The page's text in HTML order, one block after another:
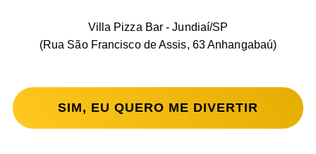
Villa Pizza Bar - Jundiaí/SP
(Rua São Francisco de Assis, 63 Anhangabaú)
SIM, EU QUERO ME DIVERTIR